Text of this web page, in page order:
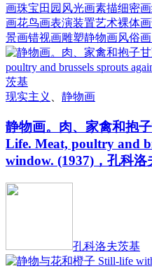
画珠宝田园风光画素描细密画
画花鸟画表演装置艺术裸体画
景画错视画雕塑静物画风俗画
现实主义 静物画
静物画。肉、家禽和抱
Life. Meat, poultry and
window. (1937)，孔科洛
孔科洛夫茨基